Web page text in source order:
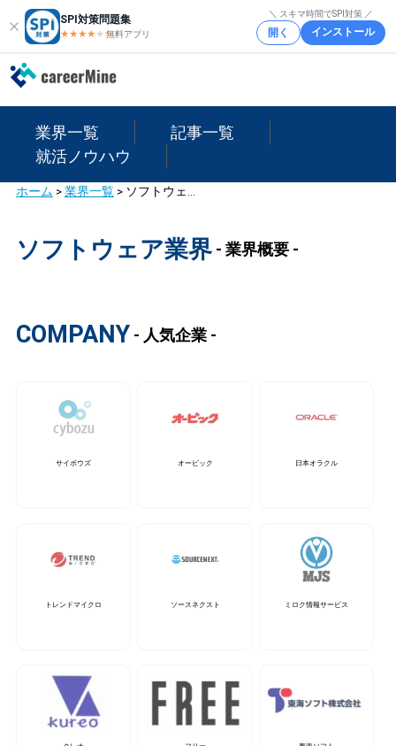
SPI対策問題集
★★★★ ★★
無料アプリ
＼ スキマ時間でSPI対策 ／
開く インストール
業界一覧
記事一覧
就活ノウハウ
ホーム >業界一覧>
ソフトウェア業界 - 業界概要 -
COMPANY - 人気企業 -
サイボウズ オービック 日本オラクル
トレンドマイクロ ソースネクスト ミロク情報サービス